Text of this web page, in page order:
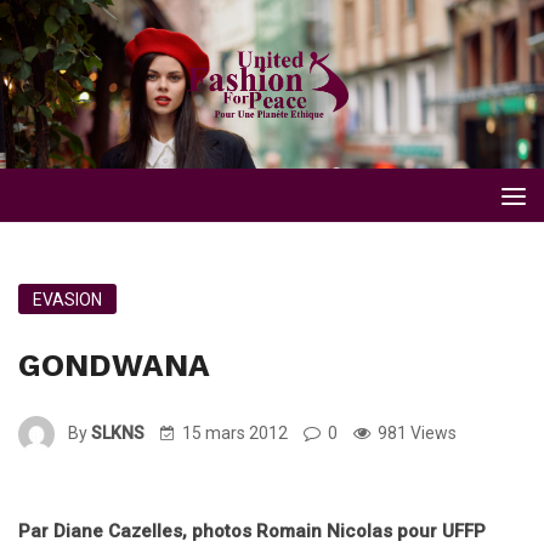
EVASION
GONDWANA
BySLKNS 15 mars 2012 0 981 Views
Par Diane Cazelles, photos Romain Nicolas pour UFFP